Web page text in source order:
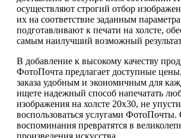
осуществляют строгий отбор
их на соответствие заданным
подготавливают к печати на холсте,
самым наилучший возможный
В добавление к высокому качеству
ФотоПочта предлагает доступные
заказа удобным и экономичным для
ищете надежный способ напечатать
изображения на холсте 20х30, не
воспользоваться услугами
воспоминания превратятся в